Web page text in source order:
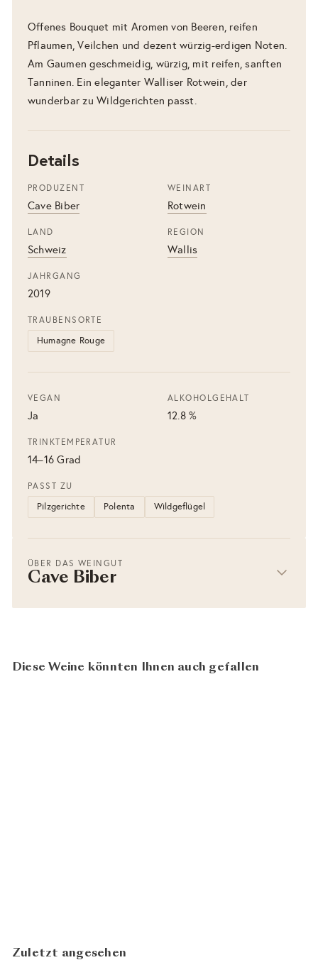
Offenes Bouquet mit Aromen von Beeren, reifen
Pflaumen, Veilchen und dezent würzig-erdigen Noten.
Am Gaumen geschmeidig, würzig, mit reifen, sanften
Tanninen. Ein eleganter Walliser Rotwein, der
wunderbar zu Wildgerichten passt.
Details
PRODUZENT
Cave Biber
WEINART
Rotwein
LAND
Schweiz
REGION
Wallis
JAHRGANG
2019
TRAUBENSORTE
Humagne Rouge
VEGAN
Ja
ALKOHOLGEHALT
12.8 %
TRINKTEMPERATUR
14–16 Grad
PASST ZU
Pilzgerichte Polenta Wildgeflügel
ÜBER DAS WEINGUT
Cave Biber
Diese Weine könnten Ihnen auch gefallen
Zuletzt angesehen